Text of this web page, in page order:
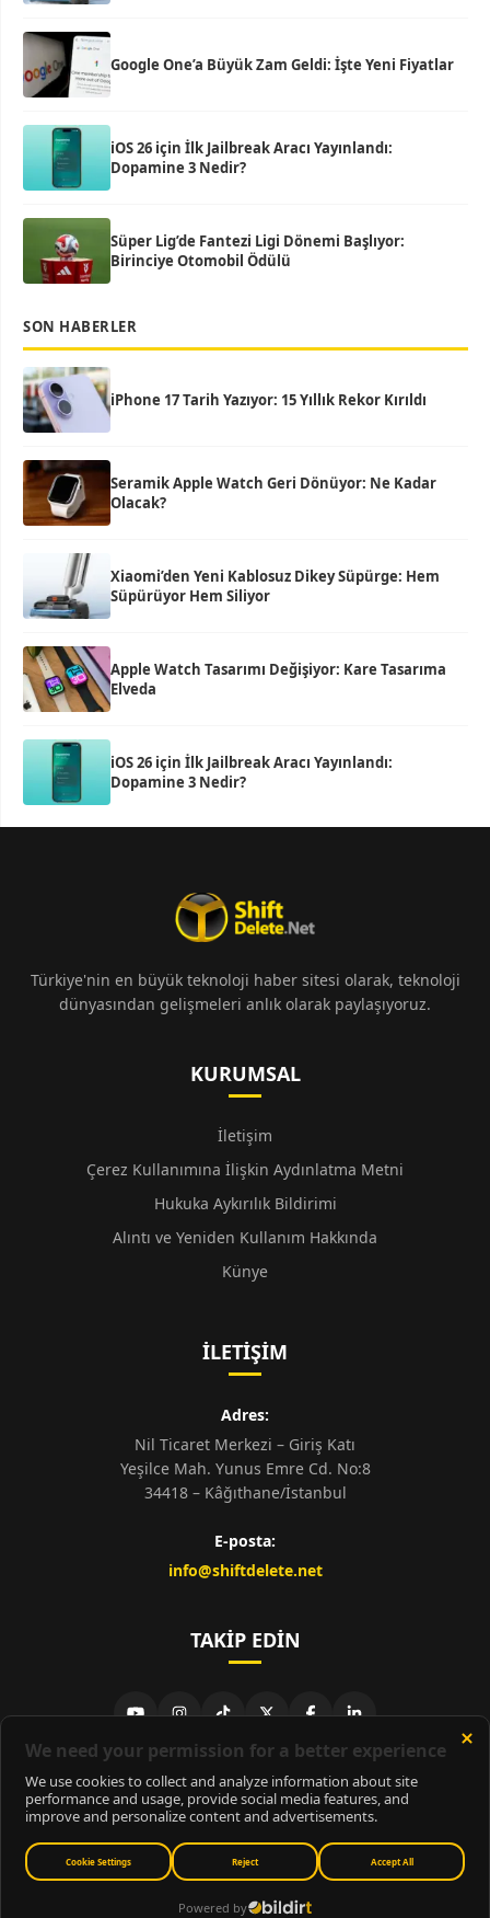
Google One’a Büyük Zam Geldi: İşte Yeni Fiyatlar
iOS 26 için İlk Jailbreak Aracı Yayınlandı:
Dopamine 3 Nedir?
Süper Lig’de Fantezi Ligi Dönemi Başlıyor:
Birinciye Otomobil Ödülü
SON HABERLER
iPhone 17 Tarih Yazıyor: 15 Yıllık Rekor Kırıldı
Seramik Apple Watch Geri Dönüyor: Ne Kadar
Olacak?
Xiaomi’den Yeni Kablosuz Dikey Süpürge: Hem
Süpürüyor Hem Siliyor
Apple Watch Tasarımı Değişiyor: Kare Tasarıma
Elveda
iOS 26 için İlk Jailbreak Aracı Yayınlandı:
Dopamine 3 Nedir?
Türkiye'nin en büyük teknoloji haber sitesi olarak, teknoloji
dünyasından gelişmeleri anlık olarak paylaşıyoruz.
KURUMSAL
İletişim
Çerez Kullanımına İlişkin Aydınlatma Metni
Hukuka Aykırılık Bildirimi
Alıntı ve Yeniden Kullanım Hakkında
Künye
İLETIŞIM
Adres:
Nil Ticaret Merkezi – Giriş Katı
Yeşilce Mah. Yunus Emre Cd. No:8
34418 – Kâğıthane/İstanbul
E-posta:
info@shiftdelete.net
TAKIP EDIN
© 2026ShiftDelete.Net- Tüm hakları saklıdır.
ShiftDelete.Net, İnternet Medyası ve Bilişim Muhabirleri Derneği
üyesidir.